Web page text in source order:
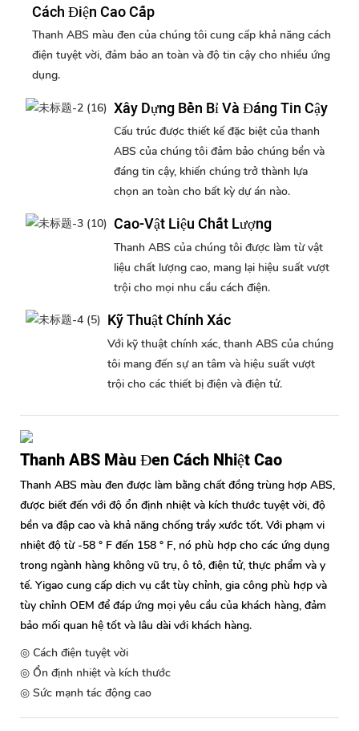
Cách Điện Cao Cấp
Thanh ABS màu đen của chúng tôi cung cấp khả năng cách
điện tuyệt vời, đảm bảo an toàn và độ tin cậy cho nhiều ứng
dụng.
Xây Dựng Bền Bỉ Và Đáng Tin Cậy
Cấu trúc được thiết kế đặc biệt của thanh
ABS của chúng tôi đảm bảo chúng bền và
đáng tin cậy, khiến chúng trở thành lựa
chọn an toàn cho bất kỳ dự án nào.
Cao-Vật Liệu Chất Lượng
Thanh ABS của chúng tôi được làm từ vật
liệu chất lượng cao, mang lại hiệu suất vượt
trội cho mọi nhu cầu cách điện.
Kỹ Thuật Chính Xác
Với kỹ thuật chính xác, thanh ABS của chúng
tôi mang đến sự an tâm và hiệu suất vượt
trội cho các thiết bị điện và điện tử.
Thanh ABS Màu Đen Cách Nhiệt Cao
Thanh ABS màu đen được làm bằng chất đồng trùng hợp ABS,
được biết đến với độ ổn định nhiệt và kích thước tuyệt vời, độ
bền va đập cao và khả năng chống trầy xước tốt. Với phạm vi
nhiệt độ từ -58 ° F đến 158 ° F, nó phù hợp cho các ứng dụng
trong ngành hàng không vũ trụ, ô tô, điện tử, thực phẩm và y
tế. Yigao cung cấp dịch vụ cắt tùy chỉnh, gia công phù hợp và
tùy chỉnh OEM để đáp ứng mọi yêu cầu của khách hàng, đảm
bảo mối quan hệ tốt và lâu dài với khách hàng.
◎ Cách điện tuyệt vời
◎ Ổn định nhiệt và kích thước
◎ Sức mạnh tác động cao